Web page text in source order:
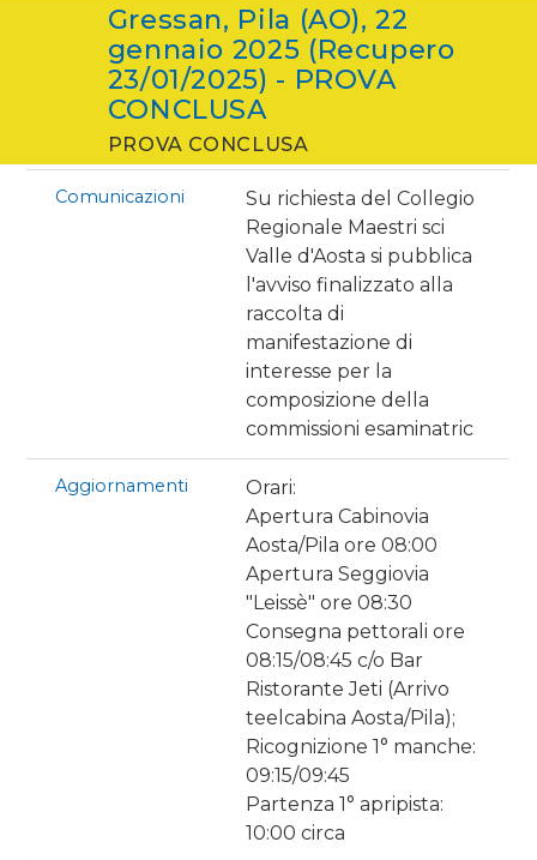
Gressan, Pila (AO), 22
gennaio 2025 (Recupero
23/01/2025) - PROVA
CONCLUSA
PROVA CONCLUSA
Comunicazioni
Su richiesta del Collegio
Regionale Maestri sci
Valle d'Aosta si pubblica
l'avviso finalizzato alla
raccolta di
manifestazione di
interesse per la
composizione della
commissioni esaminatric
Aggiornamenti
Orari:
Apertura Cabinovia
Aosta/Pila ore 08:00
Apertura Seggiovia
"Leissè" ore 08:30
Consegna pettorali ore
08:15/08:45 c/o Bar
Ristorante Jeti (Arrivo
teelcabina Aosta/Pila);
Ricognizione 1° manche:
09:15/09:45
Partenza 1° apripista:
10:00 circa